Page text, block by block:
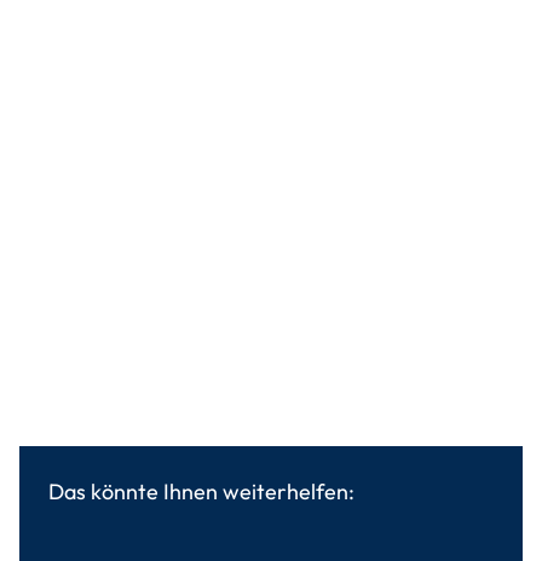
Das könnte Ihnen weiterhelfen: